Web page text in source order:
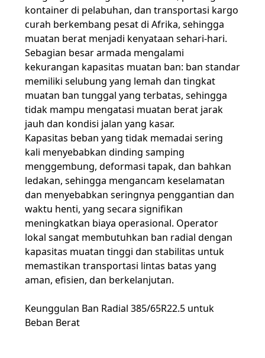
kontainer di pelabuhan, dan transportasi kargo
curah berkembang pesat di Afrika, sehingga
muatan berat menjadi kenyataan sehari-hari.
Sebagian besar armada mengalami
kekurangan kapasitas muatan ban: ban standar
memiliki selubung yang lemah dan tingkat
muatan ban tunggal yang terbatas, sehingga
tidak mampu mengatasi muatan berat jarak
jauh dan kondisi jalan yang kasar.
Kapasitas beban yang tidak memadai sering
kali menyebabkan dinding samping
menggembung, deformasi tapak, dan bahkan
ledakan, sehingga mengancam keselamatan
dan menyebabkan seringnya penggantian dan
waktu henti, yang secara signifikan
meningkatkan biaya operasional. Operator
lokal sangat membutuhkan ban radial dengan
kapasitas muatan tinggi dan stabilitas untuk
memastikan transportasi lintas batas yang
aman, efisien, dan berkelanjutan.
Keunggulan Ban Radial 385/65R22.5 untuk
Beban Berat